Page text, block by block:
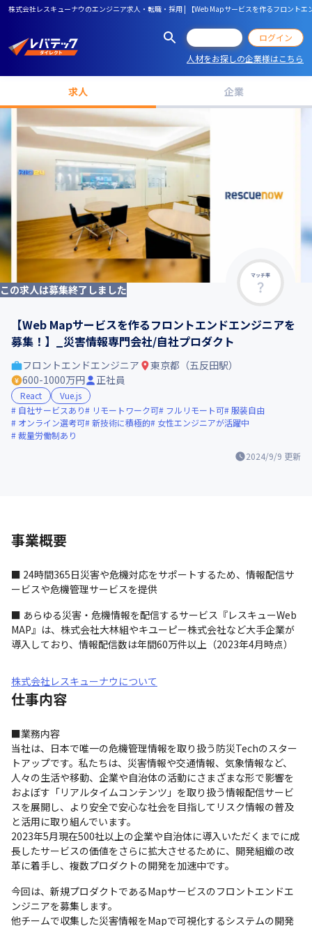
株式会社レスキューナウのエンジニア求人・転職・採用 | 【Web Mapサービスを作るフロント
ログイン
人材をお探しの企業様はこちら
求人 企業
マッチ率
この求人は募集終了しました
【Web Mapサービスを作るフロントエンドエンジニアを
募集！】_災害情報専門会社/自社プロダクト
2024/9/9 更新
フロントエンドエンジニア
東京都（五反田駅）
600-1000万円
正社員
React
Vue.js
自社サービスあり
リモートワーク可 フルリモート可 服装自由
オンライン選考可 新技術に積極的
女性エンジニアが活躍中
裁量労働制あり
事業概要
■ 24時間365日災害や危機対応をサポートするため、情報配信サ
ービスや危機管理サービスを提供
■ あらゆる災害・危機情報を配信するサービス『レスキューWeb
MAP』は、株式会社大林組やキユーピー株式会社など大手企業が
導入しており、情報配信数は年間60万件以上（2023年4月時点）
株式会社レスキューナウについて
仕事内容
■業務内容
当社は、日本で唯一の危機管理情報を取り扱う防災Techのスター
トアップです。私たちは、災害情報や交通情報、気象情報など、
人々の生活や移動、企業や自治体の活動にさまざまな形で影響を
およぼす「リアルタイムコンテンツ」を取り扱う情報配信サービ
スを展開し、より安全で安心な社会を目指してリスク情報の普及
と活用に取り組んでいます。
2023年5月現在500社以上の企業や自治体に導入いただくまでに成
長したサービスの価値をさらに拡大させるために、開発組織の改
革に着手し、複数プロダクトの開発を加速中です。
今回は、新規プロダクトであるMapサービスのフロントエンドエ
ンジニアを募集します。
他チームで収集した災害情報をMapで可視化するシステムの開発